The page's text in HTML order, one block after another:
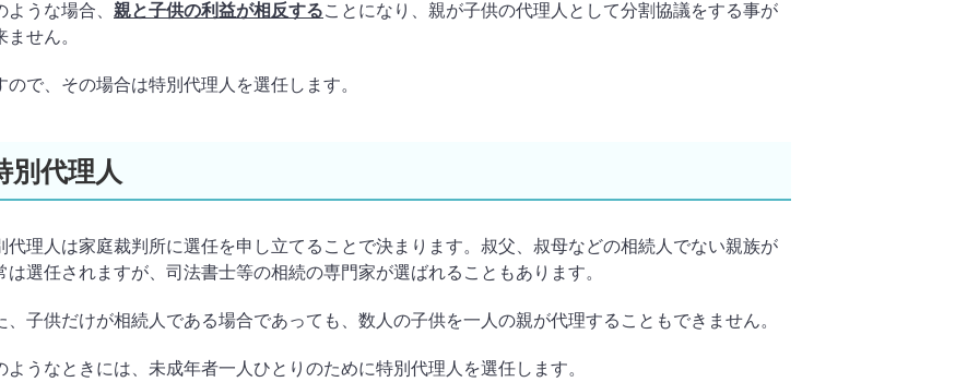
ような場合、 親と子供の利益が相反することになり、親が子供の代理人として分割協議をする事が
ません。
ので、その場合は特別代理人を選任します。
別代理人
代理人は家庭裁判所に選任を申し立てることで決まります。叔父、叔母などの相続人でない親族が
は選任されますが、司法書士等の相続の専門家が選ばれることもあります。
、子供だけが相続人である場合であっても、数人の子供を一人の親が代理することもできません。
ようなときには、未成年者一人ひとりのために特別代理人を選任します。